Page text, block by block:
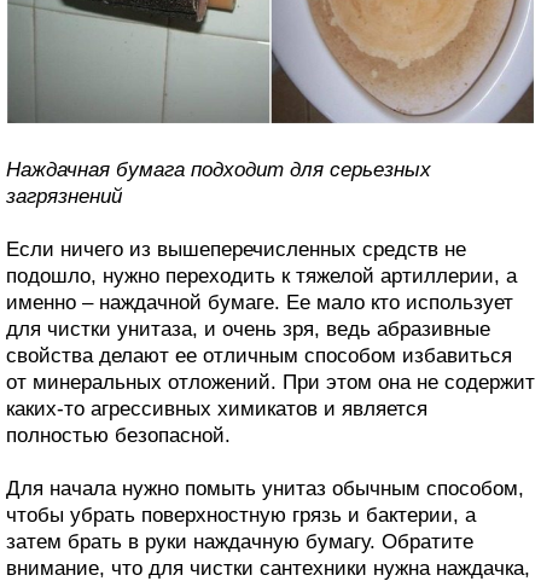
Наждачная бумага подходит для серьезных
загрязнений
Если ничего из вышеперечисленных средств не
подошло, нужно переходить к тяжелой артиллерии, а
именно – наждачной бумаге. Ее мало кто использует
для чистки унитаза, и очень зря, ведь абразивные
свойства делают ее отличным способом избавиться
от минеральных отложений. При этом она не содержит
каких-то агрессивных химикатов и является
полностью безопасной.
Для начала нужно помыть унитаз обычным способом,
чтобы убрать поверхностную грязь и бактерии, а
затем брать в руки наждачную бумагу. Обратите
внимание, что для чистки сантехники нужна наждачка,